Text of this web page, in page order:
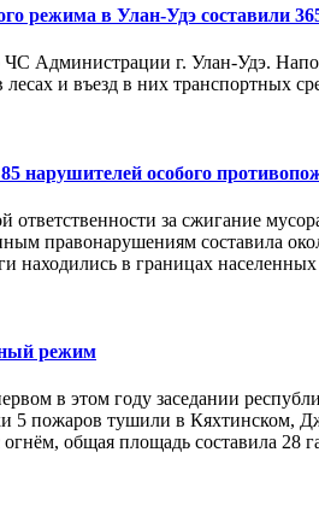
режима в Улан-Удэ составили
Администрации г. Улан-Удэ.
и въезд в них транспортных
нарушителей особого
ответственности за сжигание
правонарушениям составила
находились в границах
режим
в этом году заседании
5 пожаров тушили в Кяхтинском,
общая площадь составила